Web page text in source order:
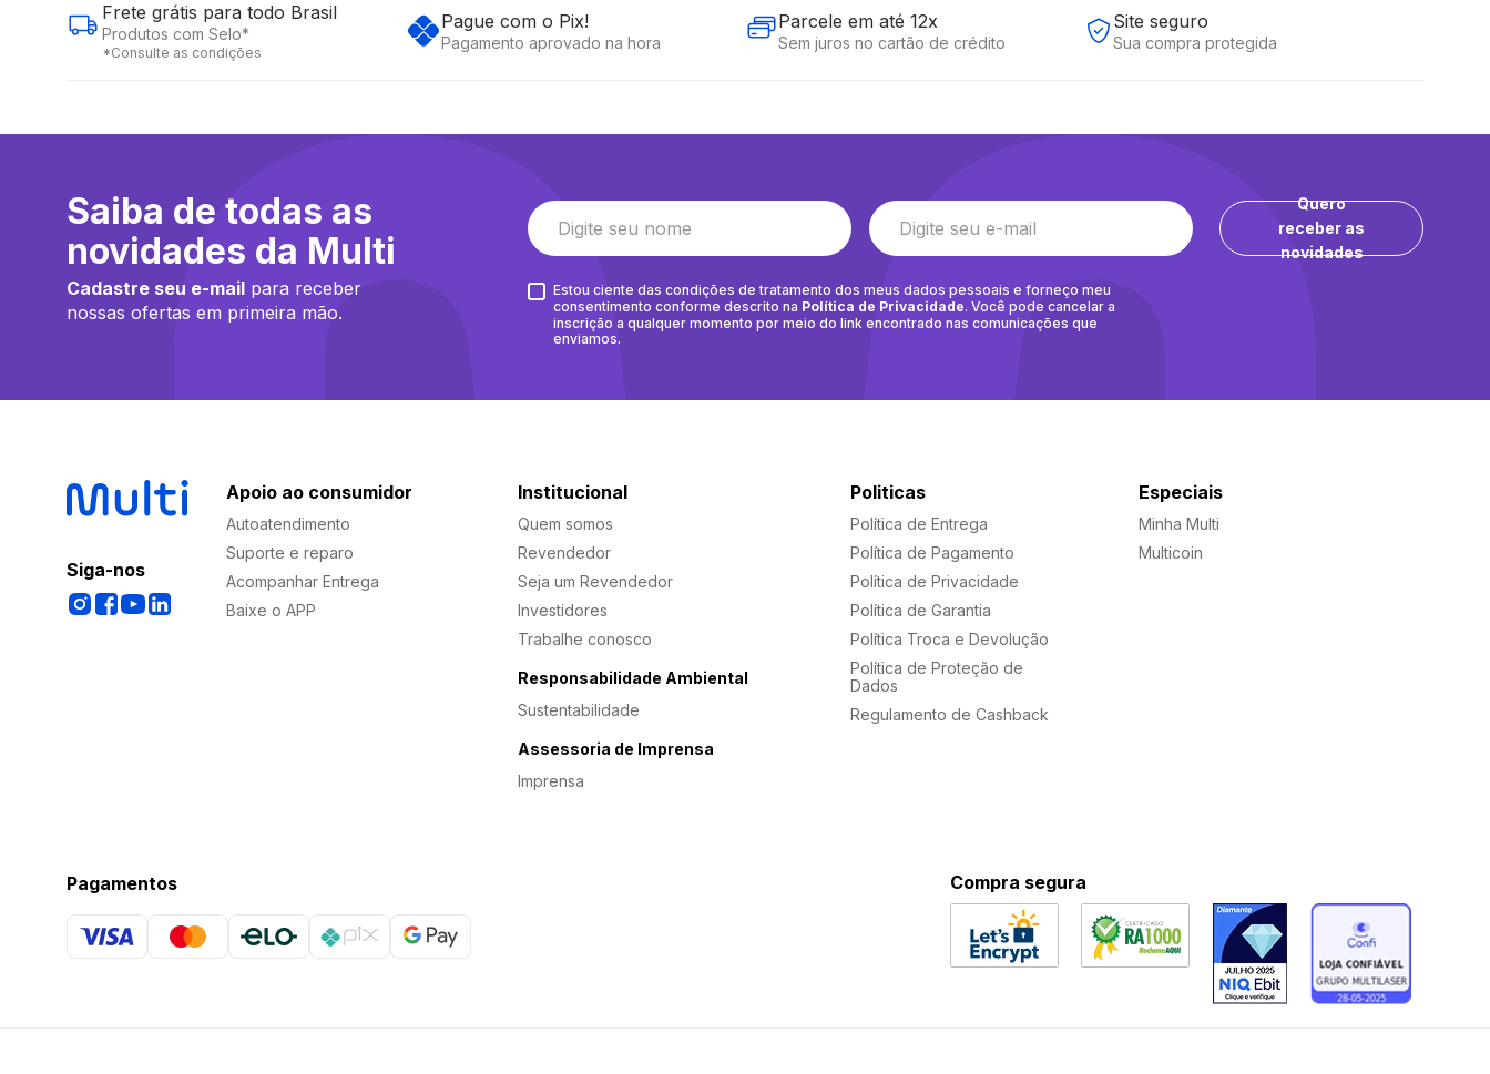
Frete grátis para todo Brasil
Produtos com Selo*
*Consulte as condições
Pague com o Pix!
Pagamento aprovado na hora
Parcele em até 12x
Sem juros no cartão de crédito
Site seguro
Sua compra protegida
Saiba de todas as
novidades da Multi
Cadastre seu e-mail para receber
nossas ofertas em primeira mão.
Quero
receber as
novidades
Estou ciente das condições de tratamento dos meus dados pessoais e forneço meu
consentimento conforme descrito na Política de Privacidade. Você pode cancelar a
inscrição a qualquer momento por meio do link encontrado nas comunicações que
enviamos.
Siga-nos
Apoio ao consumidor
Autoatendimento
Suporte e reparo
Acompanhar Entrega
Baixe o APP
Institucional
Quem somos
Revendedor
Seja um Revendedor
Investidores
Trabalhe conosco
Responsabilidade Ambiental
Sustentabilidade
Assessoria de Imprensa
Imprensa
Politicas
Política de Entrega
Política de Pagamento
Política de Privacidade
Política de Garantia
Política Troca e Devolução
Política de Proteção de
Dados
Regulamento de Cashback
Especiais
Minha Multi
Multicoin
Pagamentos Compra segura